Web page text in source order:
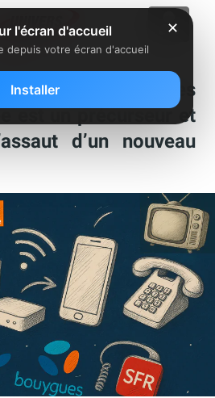
chez Free et dans les
est un précurseur et
d’un nouveau
✕
l'écran d'accueil
depuis votre écran d'accueil
Installer